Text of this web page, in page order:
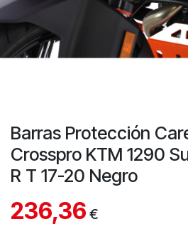
Barras Protección
Crosspro KTM 1290
R T 17-20 Negro
236,36 €